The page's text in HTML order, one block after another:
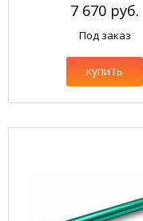
7 670 руб.
Под заказ
купить